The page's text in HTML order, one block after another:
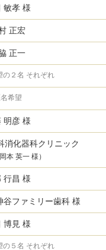
敏孝 様
正宏
正一
の２名 それぞれ
希望
明彦 様
消化器科クリニック
本 英一 様）
行昌 様
谷ファミリー歯科 様
博見 様
の５名 それぞれ